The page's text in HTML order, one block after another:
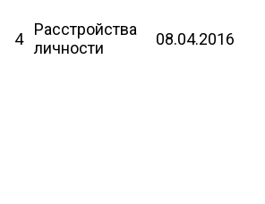
4
Расстройства
личности
08.04.2016